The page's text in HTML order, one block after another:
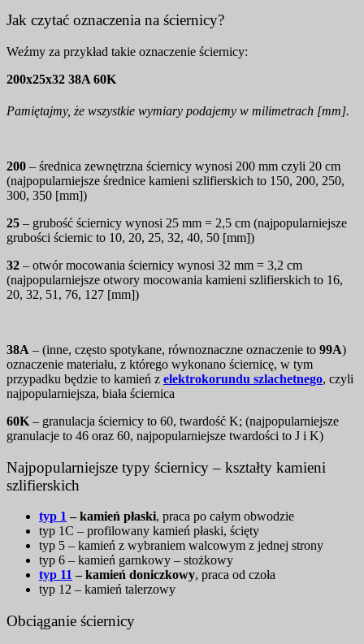
Jak czytać oznaczenia na ściernicy?
Weźmy za przykład takie oznaczenie ściernicy:
200x25x32 38A 60K
Pamiętajmy, że wszystkie wymiary podajemy w milimetrach [mm].
200 – średnica zewnętrzna ściernicy wynosi 200 mm czyli 20 cm
(najpopularniejsze średnice kamieni szlifierskich to 150, 200, 250,
300, 350 [mm])
25 – grubość ściernicy wynosi 25 mm = 2,5 cm (najpopularniejsze
grubości ściernic to 10, 20, 25, 32, 40, 50 [mm])
32 – otwór mocowania ściernicy wynosi 32 mm = 3,2 cm
(najpopularniejsze otwory mocowania kamieni szlifierskich to 16,
20, 32, 51, 76, 127 [mm])
38A – (inne, często spotykane, równoznaczne oznaczenie to 99A)
oznaczenie materiału, z którego wykonano ściernicę, w tym
przypadku będzie to kamień z elektrokorundu szlachetnego, czyli
najpopularniejsza, biała ściernica
60K – granulacja ściernicy to 60, twardość K; (najpopularniejsze
granulacje to 46 oraz 60, najpopularniejsze twardości to J i K)
Najpopularniejsze typy ściernicy – kształty kamieni
szlifierskich
typ 1 – kamień płaski, praca po całym obwodzie
typ 1C – profilowany kamień płaski, ścięty
typ 5 – kamień z wybraniem walcowym z jednej strony
typ 6 – kamień garnkowy – stożkowy
typ 11 – kamień doniczkowy, praca od czoła
typ 12 – kamień talerzowy
Obciąganie ściernicy